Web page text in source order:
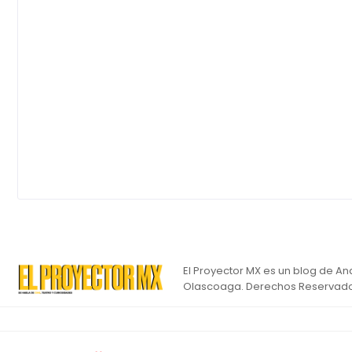
El Proyector MX es un blog de
Olascoaga. Derechos